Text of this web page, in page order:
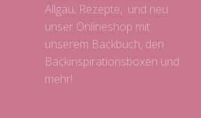
Allgäu, Rezepte, und neu:
unser Onlineshop mit
unserem Backbuch, den
Backinspirationsboxen und
mehr!